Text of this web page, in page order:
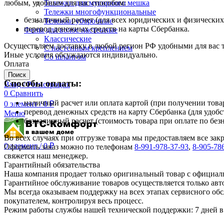
Тележки для мусорного мешка
Тележки многофункциональные
Тележки уборочные
Фены для волос настенные
Классические
С настенным креплением
Со шлангом
Поиск
Вход / Регистрация
0 Сравнить
0 элемент / 0₽
Меню
0элемент / 0₽
любым, удобным для вас способом:
безналичный расчет (для всех юридических и
перевод денежных средств на карты Сбербанка.
Осуществляем доставку в любой регион РФ удобными для
Иные условия обсуждаются индивидуально.
Оплата
Способы оплаты:
наличный расчет или оплата картой (при получении
перевод денежных средств на карту Сбербанка (для
безналичный расчет (стоимость товара при оплате по
Во всех случаях при отгрузке товара мы предоставляем все
Оформить заказ можно по телефонам 8-991-978-37-93, 8-905-
свяжется наш менеджер.
Гарантийный обязательства
Наша компания продает только оригинальный товар с
Гарантийное обслуживание товаров осуществляется только
Мы всегда оказываем поддержку на всех этапах сервисного
покупателем, контролируя весь процесс.
Режим работы службы нашей технической поддержки: 7 дней